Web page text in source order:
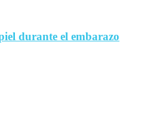
durante el embarazo